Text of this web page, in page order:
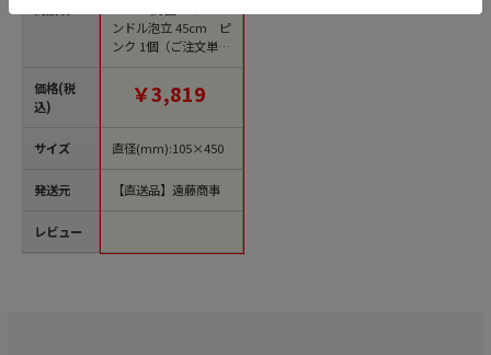
価格(税
込)
サイズ
発送元
レビュー
ンドル泡立 45cm ピ
ンク 1個（ご注文単位
1個）【直送品】
￥3,819
直径(mm):105×450
【直送品】遠藤商事